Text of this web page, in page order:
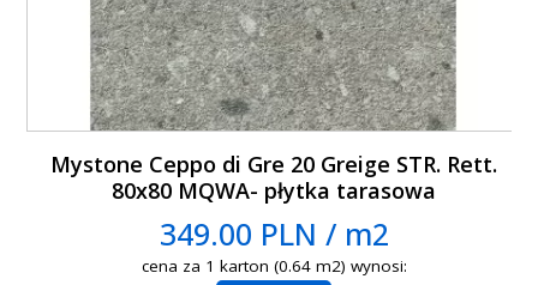
Mystone Ceppo di Gre 20 Greige STR. Rett.
80x80 MQWA- płytka tarasowa
349.00 PLN / m2
cena za 1 karton (0.64 m2) wynosi: